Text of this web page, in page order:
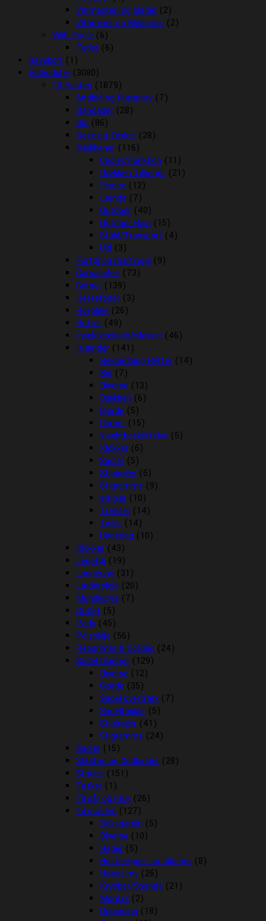
Varmesten og plader (2)
Vitaminer og Mineraler (2)
Vildt Fugle (6)
Foder (6)
Gavekort (1)
Rideudstyr (3080)
Til Hesten (1879)
Antibid og fluespray (7)
Bandager (28)
Bid (86)
Boxe og Tasker (28)
Dækkener (116)
Cooler/Funktion (11)
Dækken Tilbehør (21)
Fleece (12)
Lænde (7)
Outdoor (40)
Outdoor Rain (15)
Stald/Transport (4)
Uld (3)
Fortøj og martingal (9)
Gamascher (73)
Grimer (139)
Hestefoder (3)
Hovpleje (26)
Hutter (49)
Insektdækken/Masker (46)
Islænder (141)
Beklædning Rytter (14)
Bid (7)
Diverse (13)
Dækken (6)
Gjorde (5)
Grimer (15)
Insektbeskyttelse (5)
Klokker (6)
Sadler (5)
Stigbøjler (6)
Stigremme (9)
strigler (10)
Trenser (14)
Tøjler (14)
Underlag (10)
Klokker (43)
Legetøj (19)
Longering (31)
Læderpleje (20)
Mundkurve (7)
Outlet (5)
Pads (45)
Pelspleje (56)
Rebgrimer & Cordeo (24)
Sadel tilbehør (129)
Diverse (12)
Gjorde (35)
Sadel overtræk (7)
Sadeltasker (5)
Stigbøjler (41)
Stigremme (24)
Sadler (15)
Sliksten og Godbidder (28)
Strigler (151)
Tasker (1)
Til sår og muk (26)
Til stalden (127)
Boksgardin (5)
Diverse (10)
Hager (5)
Hesteklipper og tilbehør (8)
Hønet mv (26)
Krybber/Spande (21)
Mordax (2)
Opbinding (18)